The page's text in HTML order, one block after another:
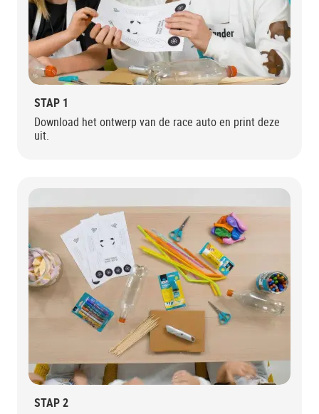
STAP 1
Download het ontwerp van de race auto en print deze
uit.
STAP 2